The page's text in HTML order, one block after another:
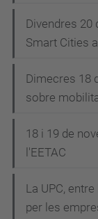
Divendres 20
Smart Cities
Dimecres 18
sobre
18 i 19 de
l'EETAC
La UPC,
per les